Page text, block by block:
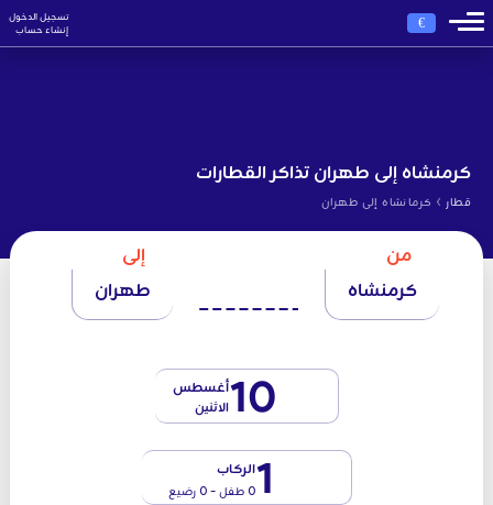
€
تسجيل الدخول
إنشاء حساب
كرمنشاه إلى طهران تذاكر القطارات
قطار › كرمانشاه إلى طهران
من
كرمنشاه
إلى
طهران
10أغسطس
الاثنين
1الركاب
0 طفل - 0 رضيع